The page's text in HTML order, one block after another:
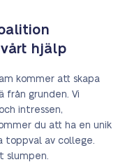
hjälp
kommer att skapa
från grunden. Vi
intressen,
du att ha en unik
toppval av college.
slumpen.